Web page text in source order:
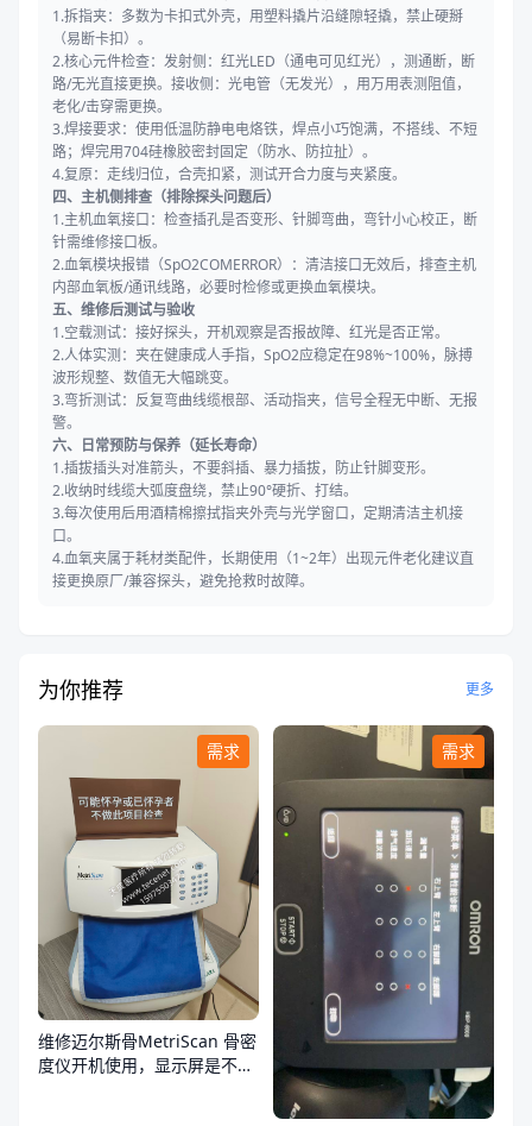
1.拆指夹：多数为卡扣式外壳，用塑料撬片沿缝隙轻撬，禁止硬掰
（易断卡扣）。
2.核心元件检查：发射侧：红光LED（通电可见红光），测通断，断
路/无光直接更换。接收侧：光电管（无发光），用万用表测阻值，
老化/击穿需更换。
3.焊接要求：使用低温防静电电烙铁，焊点小巧饱满，不搭线、不短
路；焊完用704硅橡胶密封固定（防水、防拉扯）。
4.复原：走线归位，合壳扣紧，测试开合力度与夹紧度。
四、主机侧排查（排除探头问题后）
1.主机血氧接口：检查插孔是否变形、针脚弯曲，弯针小心校正，断
针需维修接口板。
2.血氧模块报错（SpO2COMERROR）：清洁接口无效后，排查主机
内部血氧板/通讯线路，必要时检修或更换血氧模块。
五、维修后测试与验收
1.空载测试：接好探头，开机观察是否报故障、红光是否正常。
2.人体实测：夹在健康成人手指，SpO2应稳定在98%~100%，脉搏
波形规整、数值无大幅跳变。
3.弯折测试：反复弯曲线缆根部、活动指夹，信号全程无中断、无报
警。
六、日常预防与保养（延长寿命）
1.插拔插头对准箭头，不要斜插、暴力插拔，防止针脚变形。
2.收纳时线缆大弧度盘绕，禁止90°硬折、打结。
3.每次使用后用酒精棉擦拭指夹外壳与光学窗口，定期清洁主机接
口。
4.血氧夹属于耗材类配件，长期使用（1~2年）出现元件老化建议直
接更换原厂/兼容探头，避免抢救时故障。
为你推荐 更多
需求
维修迈尔斯骨MetriScan 骨密
度仪开机使用，显示屏是不
需求